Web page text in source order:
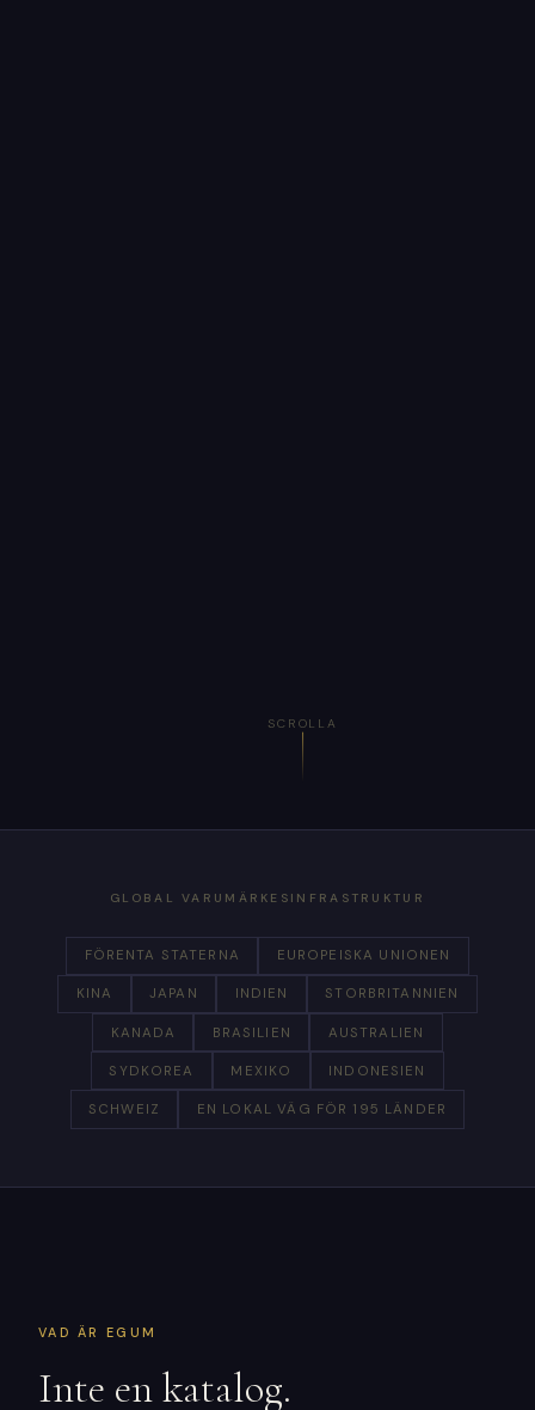
SCROLLA
GLOBAL VARUMÄRKESINFRASTRUKTUR
FÖRENTA STATERNA EUROPEISKA UNIONEN
KINA JAPAN INDIEN STORBRITANNIEN
KANADA BRASILIEN AUSTRALIEN
SYDKOREA MEXIKO INDONESIEN
SCHWEIZ EN LOKAL VÄG FÖR 195 LÄNDER
VAD ÄR EGUM
Inte en katalog.